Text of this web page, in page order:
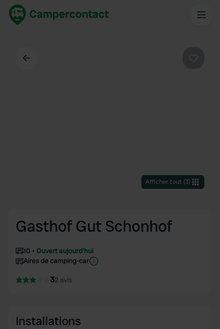
Afficher tout(3)
Gasthof Gut Schonhof
10
Ouvert aujourd'hui
Aires de camping-car
32 avis
Installations